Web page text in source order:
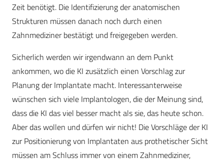
Zeit benötigt. Die Identifizierung der anatomischen
Strukturen müssen danach noch durch einen
Zahnmediziner bestätigt und freigegeben werden.
Sicherlich werden wir irgendwann an dem Punkt
ankommen, wo die KI zusätzlich einen Vorschlag zur
Planung der Implantate macht. Interessanterweise
wünschen sich viele Implantologen, die der Meinung sind,
dass die KI das viel besser macht als sie, das heute schon.
Aber das wollen und dürfen wir nicht! Die Vorschläge der KI
zur Positionierung von Implantaten aus prothetischer Sicht
müssen am Schluss immer von einem Zahnmediziner,